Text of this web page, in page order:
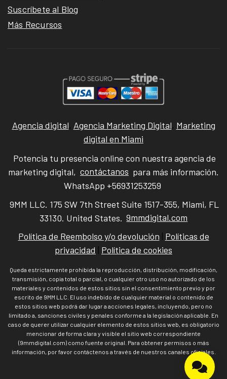
Suscríbete al Blog
Más Recursos
Agencia digital, Agencia Marketing Digital, Marketing
digital en Miami
Potencia tu presencia online con nuestra agencia de
marketing digital, contáctanos para más información.
WhatsApp +56931253259
9MM LLC. 175 SW 7th Street Suite 1517-355, Miami, FL
33130. United States.
9mmdigital.com
Política de Reembolso y/o devolución | Políticas de
privacidad | Política de cookies
Queda estrictamente prohibida la reproducción, distribución, modificación,
transmisión, copia total o parcial, o cualquier otro uso no autorizado de los
materiales y contenidos de estos sitios sin el consentimiento previo y por
escrito de 9MM LLC. El uso indebido de cualquier material o contenido de
estos sitios web podrá dar lugar a acciones legales, incluyendo, pero no
limitado a, sanciones civiles y penales conforme a la legislación aplicable. En
caso de querer utilizar cualquier elemento de estos sitios web, es obligatorio
mencionar de forma clara y visible el sitio web correspondiente
(9mmdigital.com) como fuente original. Para obtener permisos o más
información, por favor contáctenos a través de nuestros canales oficiales.